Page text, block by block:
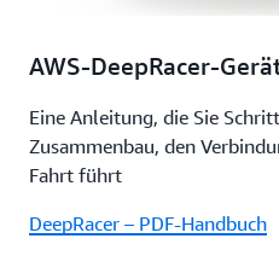
AWS-DeepRacer-
Eine Anleitung, die Sie
Zusammenbau, den
Fahrt führt
DeepRacer – PDF-Handbuch